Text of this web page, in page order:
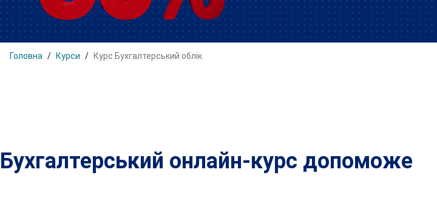
Головна Курси Курс Бухгалтерський облік
Бухгалтерський онлайн-курс допоможе